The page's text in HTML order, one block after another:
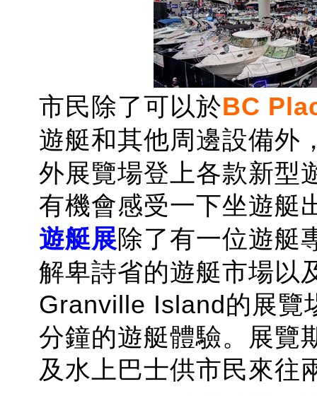
市民除了可以於BC
遊艇和其他周邊設備外
外展覽場登上各款新型
有機會感受一下坐遊艇
遊艇展除了有一位遊艇
解卑詩省的遊艇市場以
Granville Island的展覽
分鐘的遊艇體驗。展覽
及水上巴士供市民來往